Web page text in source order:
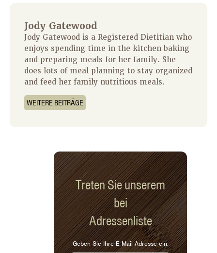
Jody Gatewood
Jody Gatewood is a Registered Dietitian who
enjoys spending time in the kitchen baking
and preparing meals for her family. She
does lots of meal planning to stay organized
and feed her family nutritious meals.
WEITERE BEITRÄGE
Treten Sie unserem
bei
Adressenliste
Geben Sie Ihre E-Mail-Adresse ein: